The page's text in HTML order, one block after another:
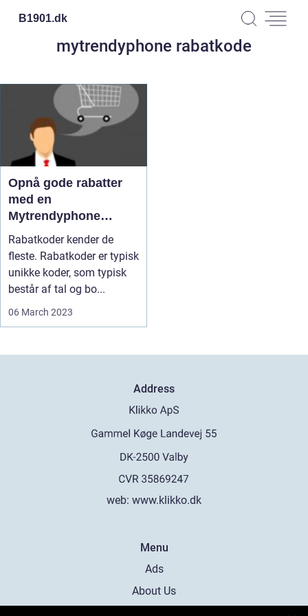
B1901.dk
mytrendyphone rabatkode
Opnå gode rabatter
med en
Mytrendyphone
rabatkode
Rabatkoder kender de
fleste. Rabatkoder er typisk
unikke koder, som typisk
består af tal og bo...
06 March 2023
Address
web: www.klikko.dk
Menu
Ads
About Us